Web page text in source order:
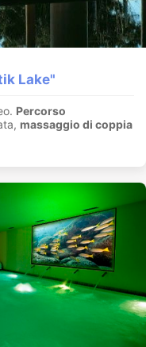
Lake"
Percorso
massaggio di coppia